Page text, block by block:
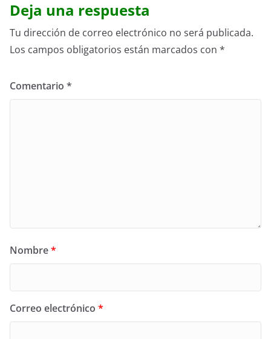
Deja una respuesta
Tu dirección de correo electrónico no será publicada.
Los campos obligatorios están marcados con *
Comentario *
Nombre*
Correo electrónico *